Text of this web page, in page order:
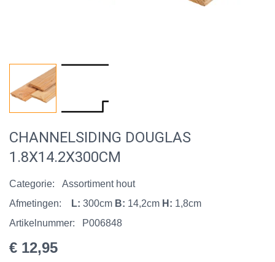
CHANNELSIDING DOUGLAS
1.8X14.2X300CM
Categorie:
Assortiment hout
Afmetingen:
L: 300cm B: 14,2cm H: 1,8cm
Artikelnummer:
P006848
€ 12,95